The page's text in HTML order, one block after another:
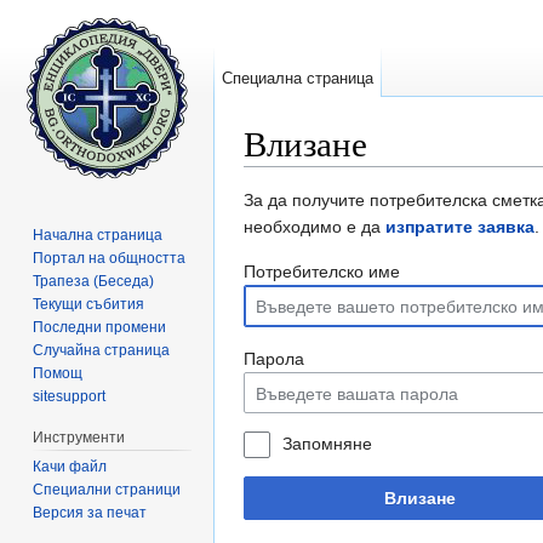
Влизане
За да получите потребителска
необходимо е да изпратите заявка.
Потребителско име
Парола
Запомняне
Влизане
Специална страница
Начална страница
Портал на общността
Трапеза (Беседа)
Текущи събития
Последни промени
Случайна страница
Помощ
sitesupport
Инструменти
Качи файл
Специални страници
Версия за печат